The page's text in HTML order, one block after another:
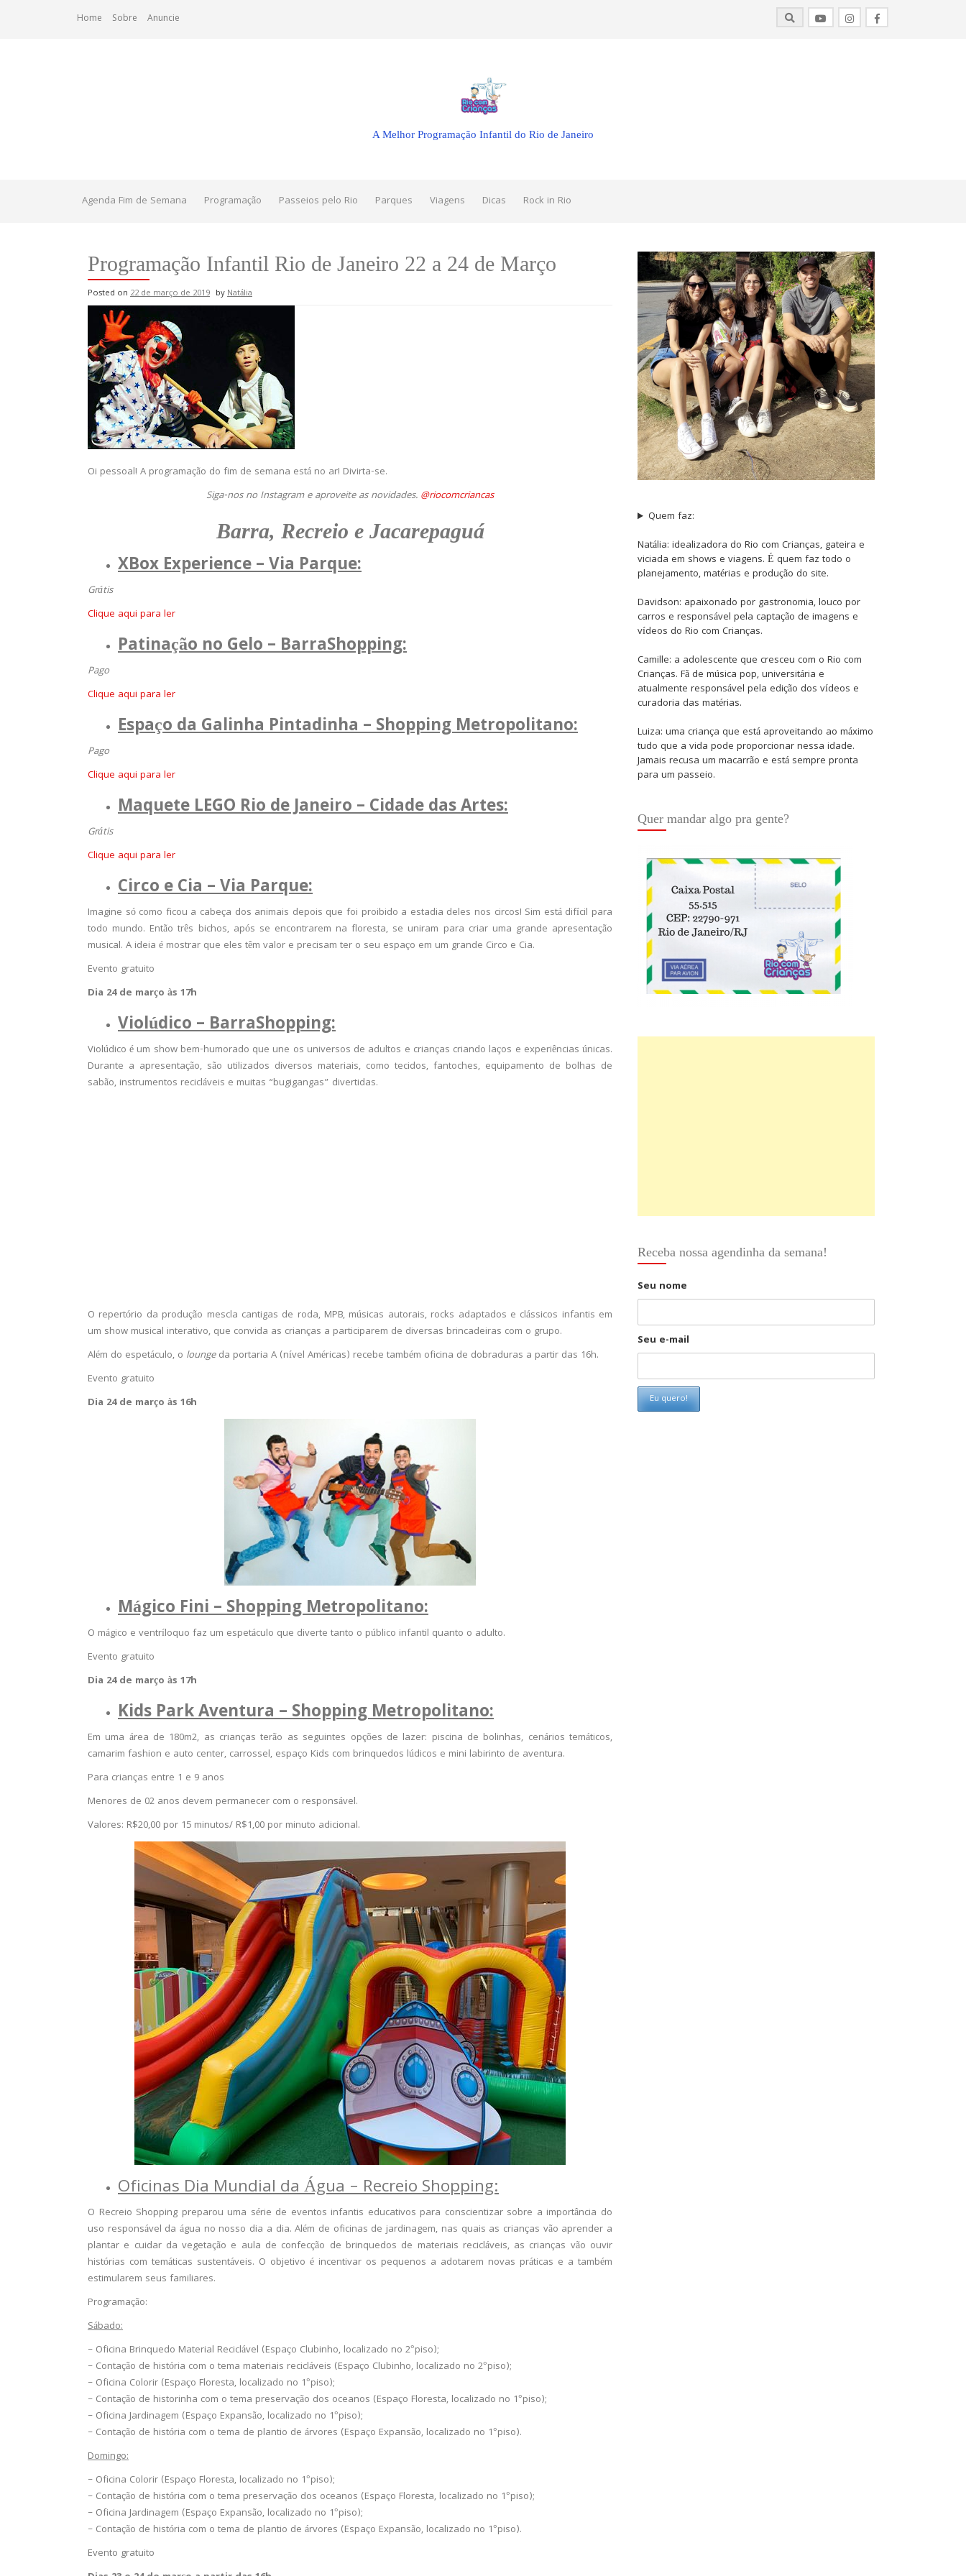
Home Sobre Anuncie
A Melhor Programação Infantil do Rio de Janeiro
Agenda Fim de Semana Programação Passeios pelo Rio Parques Viagens Dicas Rock in Rio
Programação Infantil Rio de Janeiro 22 a 24 de Março
Posted on 22 de março de 2019 byNatália
Oi pessoal! A programação do fim de semana está no ar! Divirta-se.
Siga-nos no Instagram e aproveite as novidades. @riocomcriancas
Barra, Recreio e Jacarepaguá
XBox Experience – Via Parque:
Grátis
Clique aqui para ler
Patinação no Gelo – BarraShopping:
Pago
Clique aqui para ler
Espaço da Galinha Pintadinha – Shopping Metropolitano:
Pago
Clique aqui para ler
Maquete LEGO Rio de Janeiro – Cidade das Artes:
Grátis
Clique aqui para ler
Circo e Cia – Via Parque:
Imagine só como ficou a cabeça dos animais depois que foi proibido a estadia deles nos circos! Sim está difícil para
todo mundo. Então três bichos, após se encontrarem na floresta, se uniram para criar uma grande apresentação
musical. A ideia é mostrar que eles têm valor e precisam ter o seu espaço em um grande Circo e Cia.
Evento gratuito
Dia 24 de março às 17h
Violúdico – BarraShopping:
Violúdico é um show bem-humorado que une os universos de adultos e crianças criando laços e experiências únicas.
Durante a apresentação, são utilizados diversos materiais, como tecidos, fantoches, equipamento de bolhas de
sabão, instrumentos recicláveis e muitas “bugigangas” divertidas.
O repertório da produção mescla cantigas de roda, MPB, músicas autorais, rocks adaptados e clássicos infantis em
um show musical interativo, que convida as crianças a participarem de diversas brincadeiras com o grupo.
Além do espetáculo, o loungeda portaria A (nível Américas) recebe também oficina de dobraduras a partir das 16h.
Evento gratuito
Dia 24 de março às 16h
Mágico Fini – Shopping Metropolitano:
O mágico e ventríloquo faz um espetáculo que diverte tanto o público infantil quanto o adulto.
Evento gratuito
Dia 24 de março às 17h
Kids Park Aventura – Shopping Metropolitano:
Em uma área de 180m2, as crianças terão as seguintes opções de lazer: piscina de bolinhas, cenários temáticos,
camarim fashion e auto center, carrossel, espaço Kids com brinquedos lúdicos e mini labirinto de aventura.
Para crianças entre 1 e 9 anos
Menores de 02 anos devem permanecer com o responsável.
Valores: R$20,00 por 15 minutos/ R$1,00 por minuto adicional.
Oficinas Dia Mundial da Água – Recreio Shopping:
O Recreio Shopping preparou uma série de eventos infantis educativos para conscientizar sobre a importância do
uso responsável da água no nosso dia a dia. Além de oficinas de jardinagem, nas quais as crianças vão aprender a
plantar e cuidar da vegetação e aula de confecção de brinquedos de materiais recicláveis, as crianças vão ouvir
histórias com temáticas sustentáveis. O objetivo é incentivar os pequenos a adotarem novas práticas e a também
estimularem seus familiares.
Programação:
Sábado:
– Oficina Brinquedo Material Reciclável (Espaço Clubinho, localizado no 2°piso);
– Contação de história com o tema materiais recicláveis (Espaço Clubinho, localizado no 2°piso);
– Oficina Colorir (Espaço Floresta, localizado no 1°piso);
– Contação de historinha com o tema preservação dos oceanos (Espaço Floresta, localizado no 1°piso);
– Oficina Jardinagem (Espaço Expansão, localizado no 1°piso);
– Contação de história com o tema de plantio de árvores (Espaço Expansão, localizado no 1°piso).
Domingo:
– Oficina Colorir (Espaço Floresta, localizado no 1°piso);
– Contação de história com o tema preservação dos oceanos (Espaço Floresta, localizado no 1°piso);
– Oficina Jardinagem (Espaço Expansão, localizado no 1°piso);
– Contação de história com o tema de plantio de árvores (Espaço Expansão, localizado no 1°piso).
Evento gratuito
Quem faz:
Natália: idealizadora do Rio com Crianças, gateira e
viciada em shows e viagens. É quem faz todo o
planejamento, matérias e produção do site.
Davidson: apaixonado por gastronomia, louco por
carros e responsável pela captação de imagens e
vídeos do Rio com Crianças.
Camille: a adolescente que cresceu com o Rio com
Crianças. Fã de música pop, universitária e
atualmente responsável pela edição dos vídeos e
curadoria das matérias.
Luiza: uma criança que está aproveitando ao máximo
tudo que a vida pode proporcionar nessa idade.
Jamais recusa um macarrão e está sempre pronta
para um passeio.
Quer mandar algo pra gente?
Receba nossa agendinha da semana!
Seu nome
Seu e-mail